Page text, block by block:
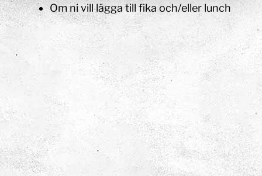
Om ni vill lägga till fika och/eller lunch